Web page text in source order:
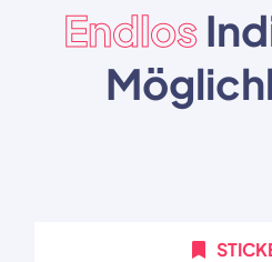
Endlos